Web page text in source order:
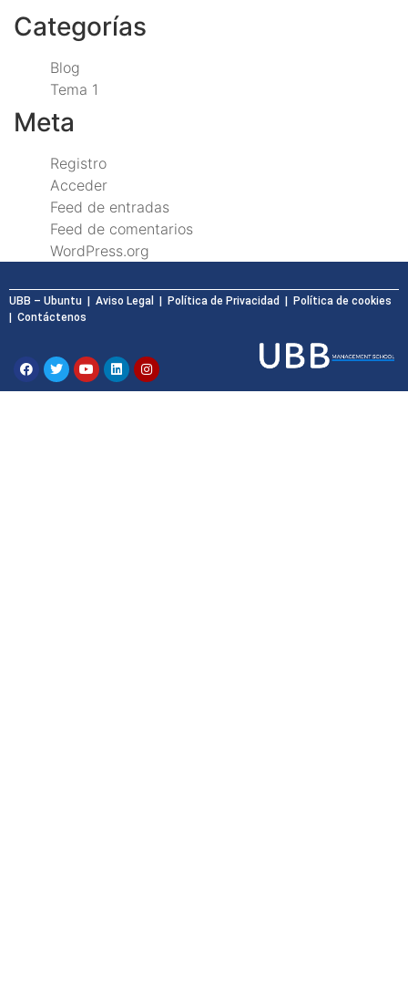
Categorías
Blog
Tema 1
Meta
Registro
Acceder
Feed de entradas
Feed de comentarios
WordPress.org
UBB – Ubuntu | Aviso Legal | Política de Privacidad
| Política de cookies
Contáctenos